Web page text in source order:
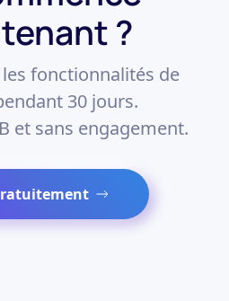
?
les fonctionnalités de
30 jours.
et sans engagement.